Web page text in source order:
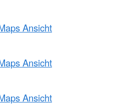
Ansicht
Ansicht
Ansicht